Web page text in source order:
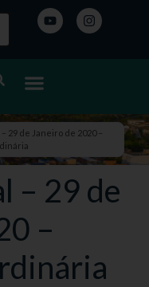
29 de Janeiro de 2020 –
– 29 de
–